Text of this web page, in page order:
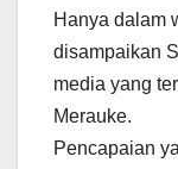
Hanya dalam
disampaikan
media yang
Merauke.
Pencapaian